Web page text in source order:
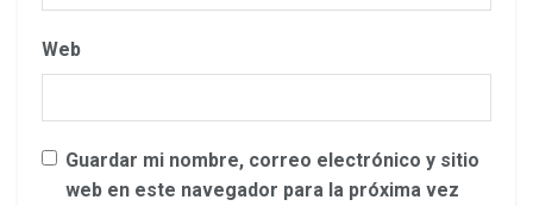
Web
Guardar mi nombre, correo electrónico y sitio
web en este navegador para la próxima vez